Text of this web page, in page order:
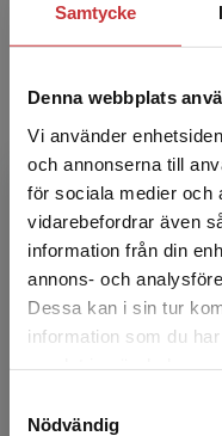
Samtycke
Denna webbplats
Vi använder
och annonserna till
för sociala medier och
vidarebefordrar även
information från din
annons- och
Dessa kan i sin tur
information som du
Nödvändig
Det verkar som att
Vi erbjuder inte
leg.